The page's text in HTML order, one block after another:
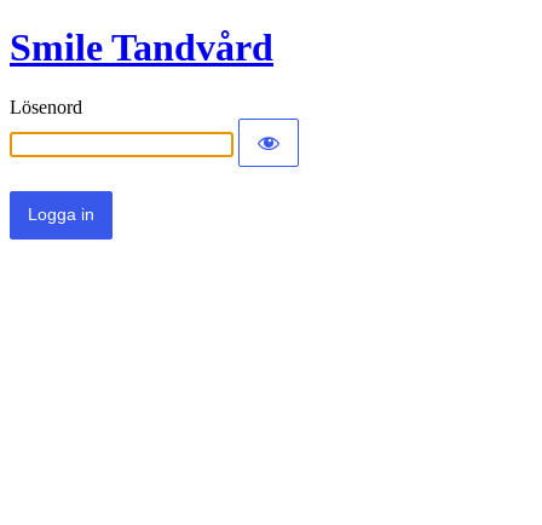
Smile Tandvård
Lösenord